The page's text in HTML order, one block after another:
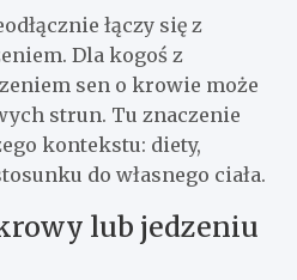
łączy się z
Dla kogoś z
sen o krowie może
strun. Tu znaczenie
kontekstu: diety,
do własnego ciała.
lub jedzeniu